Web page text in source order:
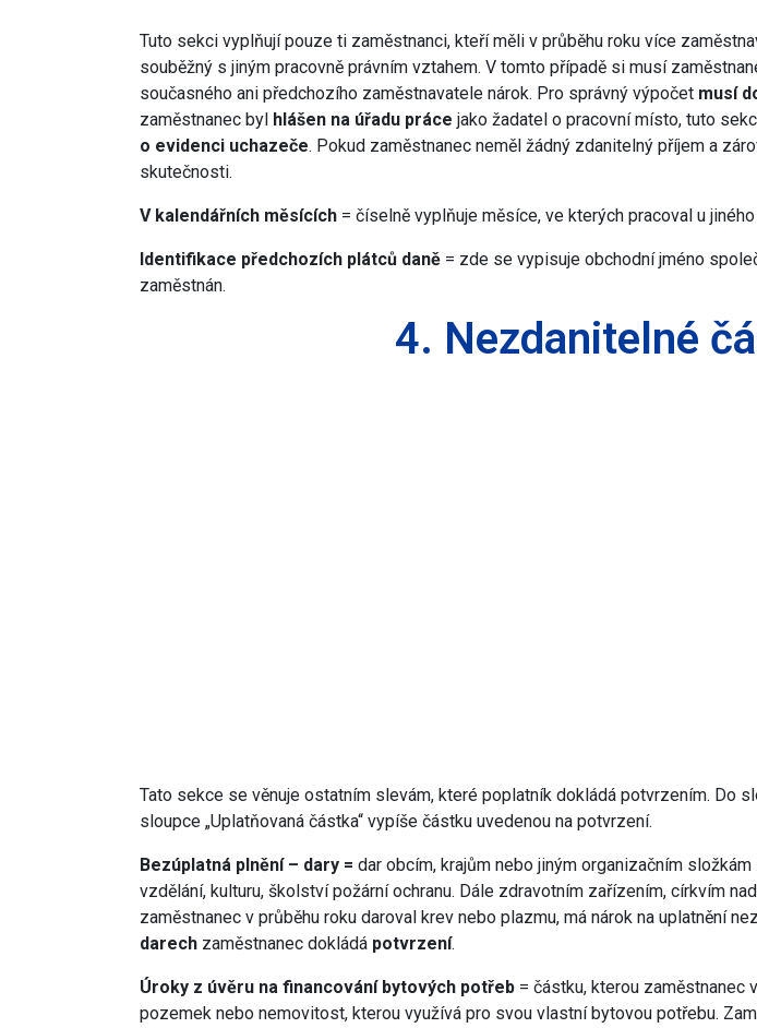
Tuto sekci vyplňují pouze ti zaměstnanci, kteří měli v průběhu roku více
souběžný s jiným pracovně právním vztahem. V tomto případě si musí
současného ani předchozího zaměstnavatele nárok. Pro správný výpočet musí
zaměstnanec byl hlášen na úřadu práce jako žadatel o pracovní místo, tuto
o evidenci uchazeče. Pokud zaměstnanec neměl žádný zdanitelný příjem a
skutečnosti.
V kalendářních měsících = číselně vyplňuje měsíce, ve kterých pracoval u
Identifikace předchozích plátců daně = zde se vypisuje obchodní jméno
zaměstnán.
4. Nezdanitelné
Tato sekce se věnuje ostatním slevám, které poplatník dokládá potvrzením. Do
sloupce „Uplatňovaná částka“ vypíše částku uvedenou na potvrzení.
Bezúplatná plnění – dary = dar obcím, krajům nebo jiným organizačním
vzdělání, kulturu, školství požární ochranu. Dále zdravotním zařízením, církvím
zaměstnanec v průběhu roku daroval krev nebo plazmu, má nárok na uplatnění
darech zaměstnanec dokládá potvrzení.
Úroky z úvěru na financování bytových potřeb = částku, kterou zaměstnanec
pozemek nebo nemovitost, kterou využívá pro svou vlastní bytovou potřebu.